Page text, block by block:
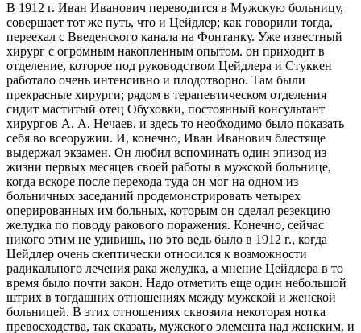
В 1912 г. Иван Иванович переводится в Мужскую больницу,
совершает тот же путь, что и Цейдлер; как говорили тогда,
переехал с Введенского канала на Фонтанку. Уже известный
хирург с огромным накопленным опытом. он приходит в
отделение, которое под руководством Цейдлера и Стуккен
работало очень интенсивно и плодотворно. Там были
прекрасные хирурги; рядом в терапевтическом отделения
сидит маститый отец Обуховки, постоянный консультант
хирургов А. А. Нечаев, и здесь то необходимо было показать
себя во всеоружии. И, конечно, Иван Иванович блестяще
выдержал экзамен. Он любил вспоминать один эпизод из
жизни первых месяцев своей работы в мужской больнице,
когда вскоре после перехода туда он мог на одном из
больничных заседаний продемонстрировать четырех
оперированных им больных, которым он сделал резекцию
желудка по поводу ракового поражения. Конечно, сейчас
никого этим не удивишь, но это ведь было в 1912 г., когда
Цейдлер очень скептически относился к возможности
радикального лечения рака желудка, а мнение Цейдлера в то
время было почти закон. Надо отметить еще один небольшой
штрих в тогдашних отношениях между мужской и женской
больницей. В этих отношениях сквозила некоторая нотка
превосходства, так сказать, мужского элемента над женским, и